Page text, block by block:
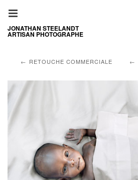
JONATHAN STEELANDT
ARTISAN PHOTOGRAPHE
RETOUCHE COMMERCIALE